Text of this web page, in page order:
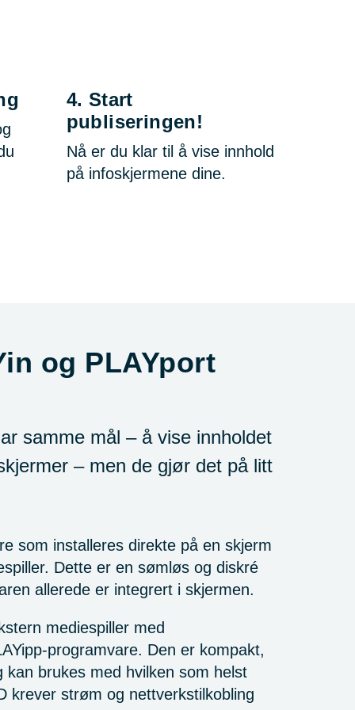
4. Start
publiseringen!
Nå er du klar til å vise innhold
på infoskjermene dine.
og PLAYport
samme mål – å vise innholdet
– men de gjør det på litt
som installeres direkte på en skjerm
Dette er en sømløs og diskré
allerede er integrert i skjermen.
mediespiller med
programvare. Den er kompakt,
kan brukes med hvilken som helst
krever strøm og nettverkstilkobling